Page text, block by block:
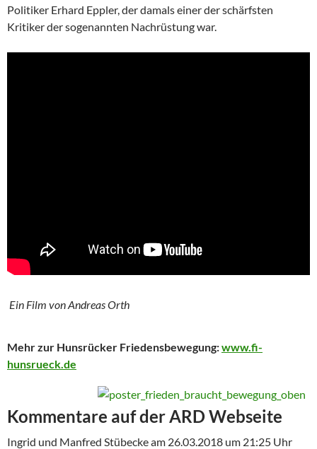
Politiker Erhard Eppler, der damals einer der schärfsten
Kritiker der sogenannten Nachrüstung war.
Ein Film von Andreas Orth
Mehr zur Hunsrücker Friedensbewegung:www.fi-
hunsrueck.de
Kommentare auf der ARD Webseite
Ingrid und Manfred Stübecke am 26.03.2018 um 21:25 Uhr